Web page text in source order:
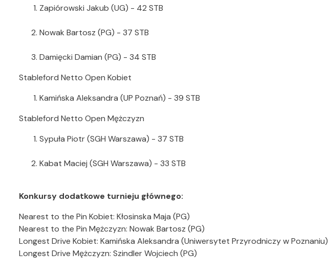
Zapiórowski Jakub (UG) - 42 STB
Nowak Bartosz (PG) - 37 STB
Damięcki Damian (PG) - 34 STB
Stableford Netto Open Kobiet
Kamińska Aleksandra (UP Poznań) - 39 STB
Stableford Netto Open Mężczyzn
Sypuła Piotr (SGH Warszawa) - 37 STB
Kabat Maciej (SGH Warszawa) - 33 STB
Konkursy dodatkowe turnieju głównego:
Nearest to the Pin Kobiet: Kłosinska Maja (PG)
Nearest to the Pin Mężczyzn: Nowak Bartosz (PG)
Longest Drive Kobiet: Kamińska Aleksandra (Uniwersytet Przyrodniczy w Poznaniu)
Longest Drive Mężczyzn: Szindler Wojciech (PG)